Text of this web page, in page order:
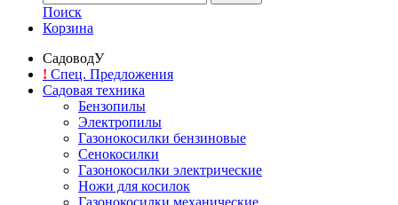
Поиск
Корзина
СадоводУ
! Спец. Предложения
Садовая техника
Бензопилы
Электропилы
Газонокосилки бензиновые
Сенокосилки
Газонокосилки электрические
Ножи для косилок